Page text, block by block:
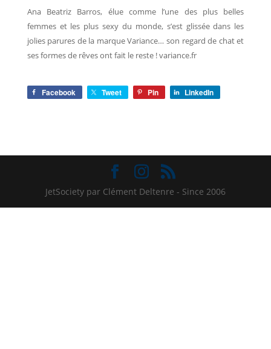
Ana Beatriz Barros, élue comme l’une des plus belles
femmes et les plus sexy du monde, s’est glissée dans les
jolies parures de la marque Variance… son regard de chat et
ses formes de rêves ont fait le reste ! variance.fr
Facebook Tweet Pin LinkedIn
JetSociety par Clément Deltenre - Since 2006